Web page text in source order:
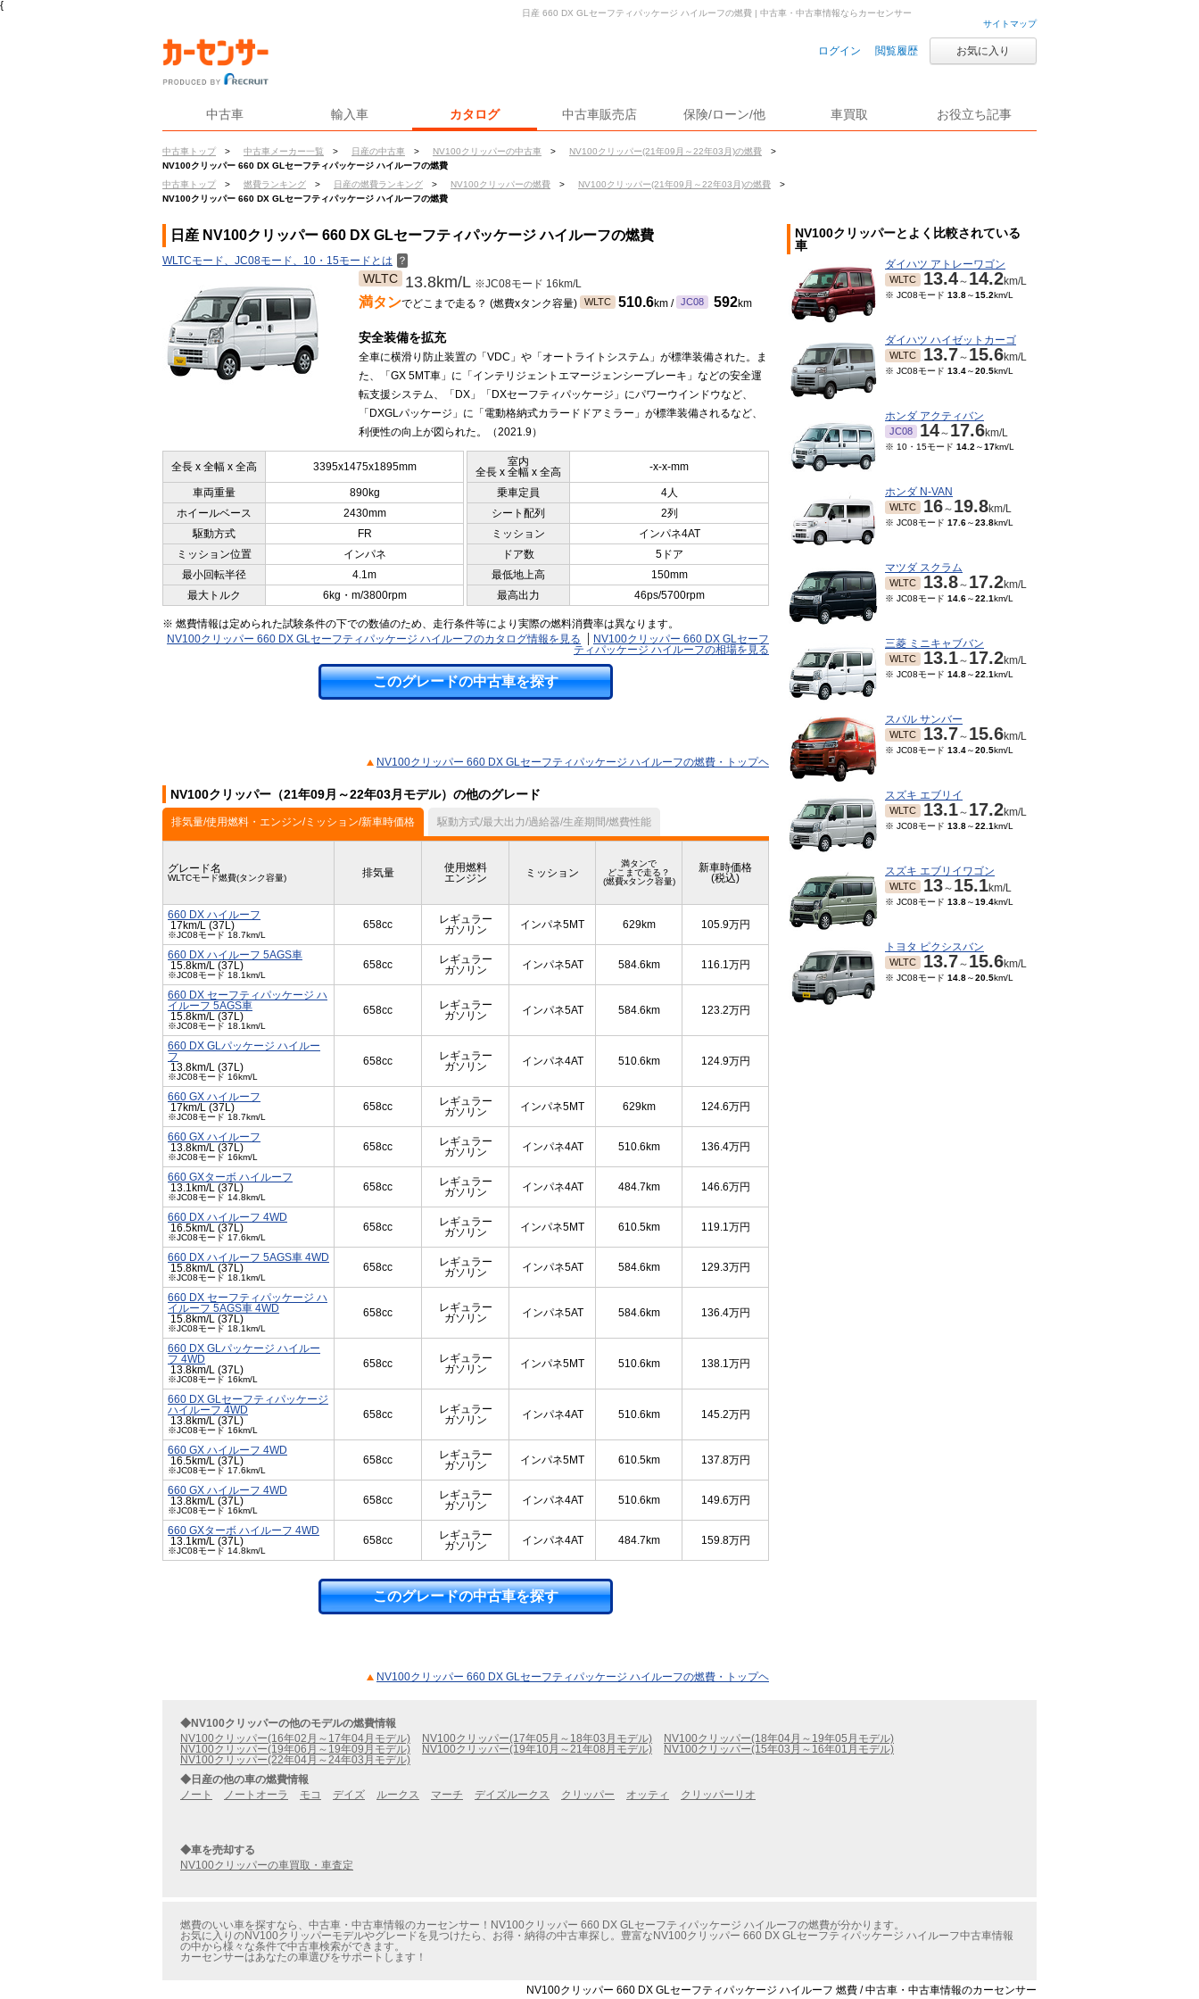
{
サイトマップ
ログイン 閲覧履歴 お気に入り
中古車 輸入車 カタログ 中古車販売店 保険/ローン/他 車買取 お役立ち記事
中古車トップ > 中古車メーカー一覧 > 日産の中古車 > NV100クリッパーの中古車 > NV100クリッパー(21年09月～22年03月)の燃費
>
NV100クリッパー 660 DX GLセーフティパッケージ ハイルーフの燃費
中古車トップ
> 燃費ランキング > 日産の燃費ランキング > NV100クリッパーの燃費 > NV100クリッパー(21年09月～22年03月)の燃費
>
NV100クリッパー 660 DX GLセーフティパッケージ ハイルーフの燃費
日産 660 DX GLセーフティパッケージ ハイルーフの燃費 | 中古車・中古車情報ならカーセンサー
日産 NV100クリッパー 660 DX GLセーフティパッケージ ハイルーフの燃費
WLTCモード、JC08モード、10・15モードとは ？
WLTC 13.8km/L ※JC08モード 16km/L
満タンでどこまで走る？ (燃費xタンク容量) WLTC 510.6km / JC08 592km
安全装備を拡充
全車に横滑り防止装置の「VDC」や「オートライトシステム」が標準装備された。ま
た、「GX 5MT車」に「インテリジェントエマージェンシーブレーキ」などの安全運
転支援システム、「DX」「DXセーフティパッケージ」にパワーウインドウなど、
「DXGLパッケージ」に「電動格納式カラードドアミラー」が標準装備されるなど、
利便性の向上が図られた。（2021.9）
全長 x 全幅 x 全高 3395x1475x1895mm
室内
全長 x 全幅 x 全高
-x-x-mm
車両重量 890kg 乗車定員
4人
ホイールベース
2430mm シート配列
2列
駆動方式
FR ミッション
インパネ4AT
ミッション位置
インパネ ドア数
5ドア
最小回転半径
4.1m 最低地上高
150mm
最大トルク
6kg・m/3800rpm 最高出力 46ps/5700rpm
※ 燃費情報は定められた試験条件の下での数値のため、走行条件等により実際の燃料消費率は異なります。
NV100クリッパー 660 DX GLセーフティパッケージ ハイルーフのカタログ情報を見る
NV100クリッパー 660 DX GLセーフ
ティパッケージ ハイルーフの相場を見る
このグレードの中古車を探す
NV100クリッパー 660 DX GLセーフティパッケージ ハイルーフの燃費・トップヘ
NV100クリッパー（21年09月～22年03月モデル）の他のグレード
排気量/使用燃料・エンジン/ミッション/新車時価格 駆動方式/最大出力/過給器/生産期間/燃費性能
グレード名
WLTCモード燃費(タンク容量) 排気量
使用燃料
エンジン
ミッション
満タンで
どこまで走る？
(燃費xタンク容量)
新車時価格
(税込)
660 DX ハイルーフ
17km/L (37L)
※JC08モード 18.7km/L
658cc
レギュラー
ガソリン
インパネ5MT 629km 105.9万円
660 DX ハイルーフ 5AGS車
15.8km/L (37L)
※JC08モード 18.1km/L
658cc
レギュラー
ガソリン
インパネ5AT 584.6km 116.1万円
660 DX セーフティパッケージ ハ
イルーフ 5AGS車
15.8km/L (37L)
※JC08モード 18.1km/L
658cc
レギュラー
ガソリン
インパネ5AT 584.6km 123.2万円
660 DX GLパッケージ ハイルー
フ
13.8km/L (37L)
※JC08モード 16km/L
658cc
レギュラー
ガソリン
インパネ4AT 510.6km 124.9万円
660 GX ハイルーフ
17km/L (37L)
※JC08モード 18.7km/L
658cc
レギュラー
ガソリン
インパネ5MT 629km 124.6万円
660 GX ハイルーフ
13.8km/L (37L)
※JC08モード 16km/L
658cc
レギュラー
ガソリン
インパネ4AT 510.6km 136.4万円
660 GXターボ ハイルーフ
13.1km/L (37L)
※JC08モード 14.8km/L
658cc
レギュラー
ガソリン
インパネ4AT 484.7km 146.6万円
660 DX ハイルーフ 4WD
16.5km/L (37L)
※JC08モード 17.6km/L
658cc
レギュラー
ガソリン
インパネ5MT 610.5km 119.1万円
660 DX ハイルーフ 5AGS車 4WD
15.8km/L (37L)
※JC08モード 18.1km/L
658cc
レギュラー
ガソリン
インパネ5AT 584.6km 129.3万円
660 DX セーフティパッケージ ハ
イルーフ 5AGS車 4WD
15.8km/L (37L)
※JC08モード 18.1km/L
658cc
レギュラー
ガソリン
インパネ5AT 584.6km 136.4万円
660 DX GLパッケージ ハイルー
フ 4WD
13.8km/L (37L)
※JC08モード 16km/L
658cc
レギュラー
ガソリン
インパネ5MT 510.6km 138.1万円
660 DX GLセーフティパッケージ
ハイルーフ 4WD
13.8km/L (37L)
※JC08モード 16km/L
658cc
レギュラー
ガソリン
インパネ4AT 510.6km 145.2万円
660 GX ハイルーフ 4WD
16.5km/L (37L)
※JC08モード 17.6km/L
658cc
レギュラー
ガソリン
インパネ5MT 610.5km 137.8万円
660 GX ハイルーフ 4WD
13.8km/L (37L)
※JC08モード 16km/L
658cc
レギュラー
ガソリン
インパネ4AT 510.6km 149.6万円
660 GXターボ ハイルーフ 4WD
13.1km/L (37L)
※JC08モード 14.8km/L
658cc
レギュラー
ガソリン
インパネ4AT 484.7km 159.8万円
このグレードの中古車を探す
NV100クリッパー 660 DX GLセーフティパッケージ ハイルーフの燃費・トップヘ
NV100クリッパーとよく比較されている
車
ダイハツ アトレーワゴン
WLTC 13.4～ 14.2km/L
※ JC08モード 13.8～15.2km/L
ダイハツ ハイゼットカーゴ
WLTC 13.7～ 15.6km/L
※ JC08モード 13.4～20.5km/L
ホンダ アクティバン
JC08 14～ 17.6km/L
※ 10・15モード 14.2 ～17km/L
ホンダ N-VAN
WLTC 16～ 19.8km/L
※ JC08モード 17.6～23.8km/L
マツダ スクラム
WLTC 13.8～ 17.2km/L
※ JC08モード 14.6～22.1km/L
三菱 ミニキャブバン
WLTC 13.1～ 17.2km/L
※ JC08モード 14.8～22.1km/L
スバル サンバー
WLTC 13.7～ 15.6km/L
※ JC08モード 13.4～20.5km/L
スズキ エブリイ
WLTC 13.1～ 17.2km/L
※ JC08モード 13.8～22.1km/L
スズキ エブリイワゴン
WLTC 13～ 15.1km/L
※ JC08モード 13.8～19.4km/L
トヨタ ピクシスバン
WLTC 13.7～ 15.6km/L
※ JC08モード 14.8～20.5km/L
◆NV100クリッパーの他のモデルの燃費情報
NV100クリッパー(16年02月～17年04月モデル)
NV100クリッパー(17年05月～18年03月モデル)
NV100クリッパー(18年04月～19年05月モデル)
NV100クリッパー(19年06月～19年09月モデル)
NV100クリッパー(19年10月～21年08月モデル)
NV100クリッパー(15年03月～16年01月モデル)
NV100クリッパー(22年04月～24年03月モデル)
◆日産の他の車の燃費情報
ノート
ノートオーラ モコ デイズ ルークス マーチ デイズルークス クリッパー オッティ クリッパーリオ
◆車を売却する
NV100クリッパーの車買取・車査定
燃費のいい車を探すなら、中古車・中古車情報のカーセンサー！NV100クリッパー 660 DX GLセーフティパッケージ ハイルーフの燃費が分かります。
お気に入りのNV100クリッパーモデルやグレードを見つけたら、お得・納得の中古車探し。豊富なNV100クリッパー 660 DX GLセーフティパッケージ ハイルーフ中古車情報
の中から様々な条件で中古車検索ができます。
カーセンサーはあなたの車選びをサポートします！
NV100クリッパー 660 DX GLセーフティパッケージ ハイルーフ 燃費 / 中古車・中古車情報のカーセンサー